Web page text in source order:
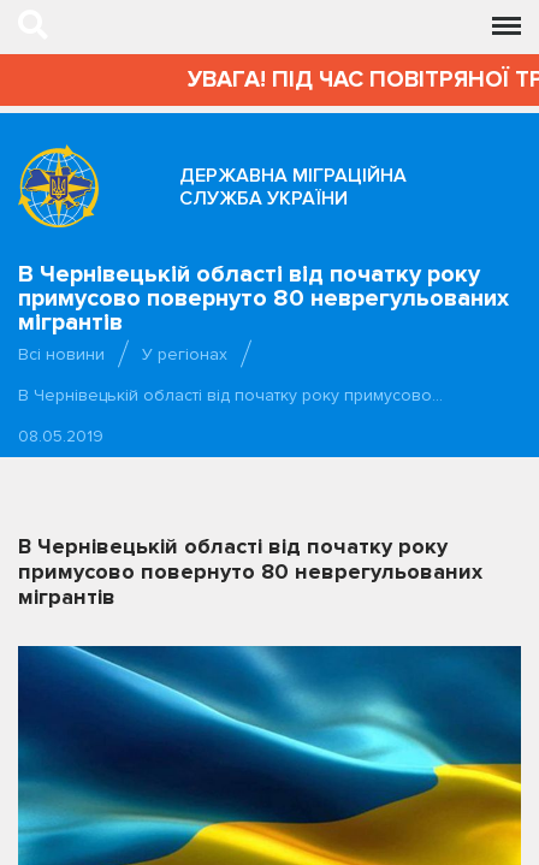
УВАГА! ПІД ЧАС ПОВІТРЯНОЇ
ДЕРЖАВНА МІГРАЦІЙНА
СЛУЖБА УКРАЇНИ
В Чернівецькій області від початку року
примусово повернуто 80 неврегульованих
мігрантів
Всі новини
У регіонах
В Чернівецькій області від початку року примусово…
08.05.2019
В Чернівецькій області від початку року
примусово повернуто 80 неврегульованих
мігрантів